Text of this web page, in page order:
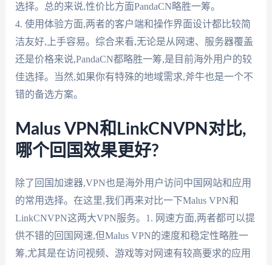
选择。总的来说,性价比方面PandaCN略胜一筹。
4. 使用体验方面,两者的客户端和操作界面设计都比较简
洁友好,上手容易。综合来看,无论是从网速、服务器覆盖
还是价格来说,PandaCN都略胜一筹,是目前海外用户的较
佳选择。当然,如果你有特殊的地域需求,斧牛也是一个不
错的备选方案。
Malus VPN和LinkCNVPN对比,
哪个回国效果更好?
除了回国加速器,VPN也是海外用户访问中国网站和应用
的常用选择。在这里,我们再来对比一下Malus VPN和
LinkCNVPN这两大VPN服务。1. 网速方面,两者都可以提
供不错的回国网速,但Malus VPN的速度和稳定性略胜一
筹,尤其是在访问视频、游戏等对网速有较高要求的应用